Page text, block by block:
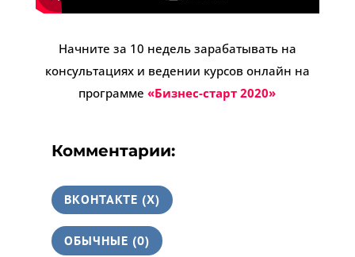
Начните за 10 недель зарабатывать на
консультациях и ведении курсов онлайн на
программе«Бизнес-старт 2020»
Комментарии:
ВКОНТАКТЕ (X)
ОБЫЧНЫЕ (0)